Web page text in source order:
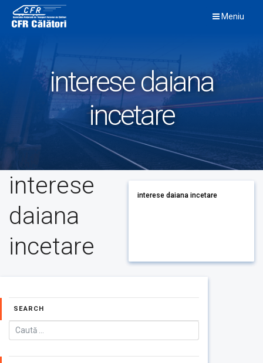
content
Meniu
interese daiana
incetare
interese
daiana
incetare
interese daiana incetare
SEARCH